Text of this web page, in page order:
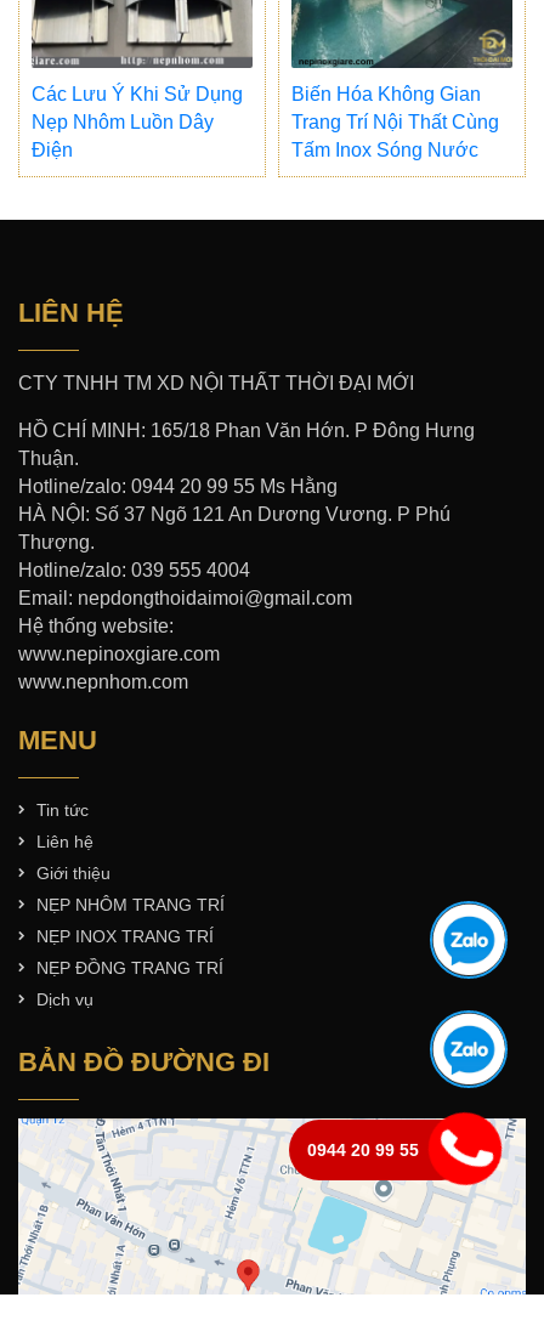
Các Lưu Ý Khi Sử Dụng
Nẹp Nhôm Luồn Dây
Điện
Biến Hóa Không Gian
Trang Trí Nội Thất Cùng
Tấm Inox Sóng Nước
LIÊN HỆ
CTY TNHH TM XD NỘI THẤT THỜI ĐẠI MỚI
HỒ CHÍ MINH: 165/18 Phan Văn Hớn. P Đông Hưng
Thuận.
Hotline/zalo: 0944 20 99 55 Ms Hằng
HÀ NỘI: Số 37 Ngõ 121 An Dương Vương. P Phú
Thượng.
Hotline/zalo: 039 555 4004
Email: nepdongthoidaimoi@gmail.com
Hệ thống website:
www.nepinoxgiare.com
www.nepnhom.com
MENU
Tin tức
Liên hệ
Giới thiệu
NẸP NHÔM TRANG TRÍ
NẸP INOX TRANG TRÍ
NẸP ĐỒNG TRANG TRÍ
Dịch vụ
BẢN ĐỒ ĐƯỜNG ĐI
0944 20 99 55